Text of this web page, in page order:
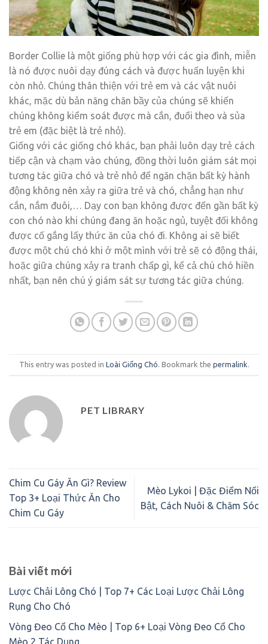
Border Collie là một giống phù hợp với các gia đình, miễn
là nó được nuôi dạy đúng cách và được huấn luyện khi
còn nhỏ. Chúng thân thiện với trẻ em và các vật nuôi
khác, mặc dù bản năng chăn bầy của chúng sẽ khiến
chúng không kiểm soát được mà cắn, đuổi theo và sủa
trẻ em (đặc biệt là trẻ nhỏ).
Giống với các giống chó khác, bạn phải luôn dạy trẻ cách
tiếp cận và chạm vào chúng, đồng thời luôn giám sát mọi
tương tác giữa chó và trẻ nhỏ để ngăn chặn bất kỳ hành
động không nên xảy ra giữa trẻ và chó, chẳng hạn như
cắn, nắm đuôi,… Dạy con bạn không được đến gần bất kỳ
con chó nào khi chúng đang ăn hoặc ngủ, tuyệt đối không
được cố gắng lấy thức ăn của chó đi. Không ai sẽ biết
được một chú chó khi ở một mình với trẻ sẽ có động thái,
hoặc giữa chúng xảy ra tranh chấp gì, kể cả chú chó hiền
nhất, bạn nên chú ý giám sát sự tương tác giữa chúng.
This entry was posted in Loài Giống Chó. Bookmark the permalink.
PET LIBRARY
Chim Cu Gáy Ăn Gì? Review
Top 3+ Loại Thức Ăn Cho
Chim Cu Gáy
Mèo Lykoi | Đặc Điểm Nổi
Bật, Cách Nuôi & Chăm Sóc
Bài viết mới
Lược Chải Lông Chó | Top 7+ Các Loại Lược Chải Lông
Rụng Cho Chó
Vòng Đeo Cổ Cho Mèo | Top 6+ Loại Vòng Đeo Cổ Cho